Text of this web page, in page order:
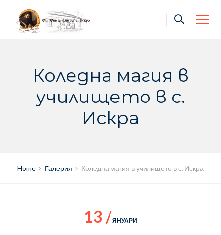
content
Коледна магия в
училището в с.
Искра
Home Галерия Коледна магия в училището в с. Искра
13 /ЯНУАРИ